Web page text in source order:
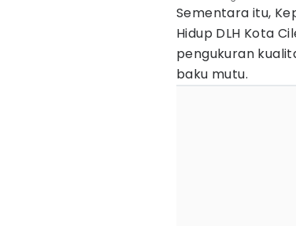
Sementara itu,
Hidup DLH Kota
pengukuran
baku mutu.